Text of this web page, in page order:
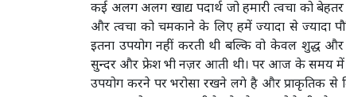
कई अलग अलग खाद्य पदार्थ जो हमारी त्वचा को
और त्वचा को चमकाने के लिए हमें ज्यादा से ज्यादा
इतना उपयोग नहीं करती थी बल्कि वो केवल शुद्ध
सुन्दर और फ्रेश भी नज़र आती थी। पर आज के समय में
उपयोग करने पर भरोसा रखने लगे है और प्राकृतिक से